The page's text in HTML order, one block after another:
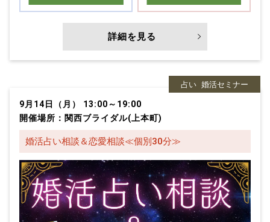
詳細を見る
9月14日（月） 13:00～19:00
開催場所：関西ブライダル(上本町)
占い 婚活セミナー
婚活占い相談＆恋愛相談≪個別30分≫